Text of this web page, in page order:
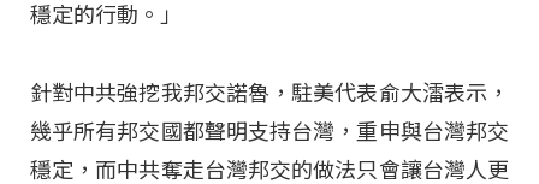
穩定的行動。」
針對中共強挖我邦交諾魯，駐美代表俞大㵢表示，
幾乎所有邦交國都聲明支持台灣，重申與台灣邦交
穩定，而中共奪走台灣邦交的做法只會讓台灣人更